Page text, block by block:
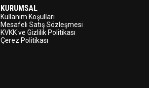
KURUMSAL
Kullanım Koşulları
Mesafeli Satış Sözleşmesi
KVKK ve Gizlilik Politikası
Çerez Politikası